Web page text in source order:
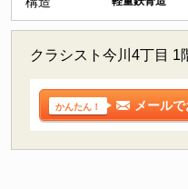
クラシスト今川4丁目 1
かんたん！ メール